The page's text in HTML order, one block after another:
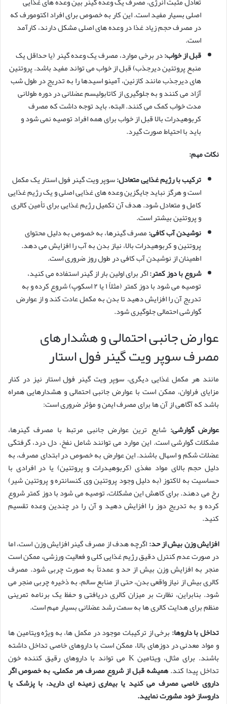
اصلی بسیار مفید است. این کار به خصوص برای افراد اکتومورف که
در مصرف حجم زیاد غذا در وعده های اصلی مشکل دارند، کارآمد
است.
قبل از خواب:در برخی موارد، مصرف یک وعده گینر (یا حداقل یک
منبع پروتئین دیرجذب) قبل از خواب می تواند مفید باشد. پروتئین
های دیرجذب مانند کازئین، آمینو اسیدها را به تدریج در طول شب
آزاد می کنند و به جلوگیری از کاتابولیسم عضلانی در دوره طولانی
مدت خواب کمک می کنند. البته، باید توجه داشت که مصرف
کربوهیدرات بالا قبل از خواب برای همه افراد توصیه نمی شود و
باید با احتیاط صورت گیرد.
نکات مهم:
ترکیب با رژیم غذایی متعادل:سوپر ویت گینر فول استار یک مکمل
است و هرگز نباید جایگزین وعده های غذایی اصلی و یک رژیم غذایی
کامل و متعادل شود. هدف آن تکمیل رژیم غذایی برای تأمین کالری
و پروتئین بیشتر است.
نوشیدن آب کافی:مصرف گینرها، به خصوص به دلیل محتوای
پروتئین و کربوهیدرات بالا، نیاز بدن به آب را افزایش می دهد.
اطمینان از نوشیدن آب کافی در طول روز ضروری است.
شروع با دوز کمتر:اگر برای اولین بار از گینر استفاده می کنید،
توصیه می شود با دوز کمتر (مثلاً ۱ یا ۲ اسکوپ) شروع کرده و به
تدریج آن را افزایش دهید تا بدن به مکمل عادت کند و از عوارض
گوارشی احتمالی جلوگیری شود.
عوارض جانبی احتمالی و هشدارهای
مصرف سوپر ویت گینر فول استار
مانند هر مکمل غذایی دیگری، سوپر ویت گینر فول استار نیز در کنار
مزایای فراوان، ممکن است با عوارض جانبی احتمالی و هشدارهایی همراه
باشد که آگاهی از آن ها برای مصرف ایمن و مؤثر ضروری است:
عوارض گوارشی: شایع ترین عوارض جانبی مرتبط با مصرف گینرها،
مشکلات گوارشی است. این موارد می توانند شامل نفخ، دل درد، گرفتگی
عضلات شکم و اسهال باشند. این عوارض به خصوص در ابتدای مصرف، به
دلیل حجم بالای مواد مغذی (کربوهیدرات و پروتئین) یا در افرادی با
حساسیت به لاکتوز (به دلیل وجود پروتئین وی کنسانتره و پروتئین شیر)
رخ می دهند. برای کاهش این مشکلات، توصیه می شود با دوز کمتر شروع
کرده و به تدریج دوز را افزایش دهید و آن را در چندین وعده تقسیم
کنید.
افزایش وزن بیش از حد:اگرچه هدف از مصرف گینر افزایش وزن است، اما
در صورت عدم کنترل دقیق رژیم غذایی کلی و فعالیت ورزشی، ممکن است
منجر به افزایش وزن بیش از حد و عمدتاً به صورت چربی شود. مصرف
کالری بیش از نیاز واقعی بدن، حتی از منابع سالم، به ذخیره چربی منجر می
شود. بنابراین، نظارت بر میزان کالری دریافتی و حفظ یک برنامه تمرینی
منظم برای هدایت کالری ها به سمت رشد عضلانی بسیار مهم است.
تداخل با داروها: برخی از ترکیبات موجود در مکمل ها، به ویژه ویتامین ها
و مواد معدنی در دوزهای بالا، ممکن است با داروهای خاصی تداخل داشته
باشند. برای مثال، ویتامین K می تواند با داروهای رقیق کننده خون
تداخل پیدا کند.همیشه قبل از شروع مصرف هر مکملی، به خصوص اگر
داروی خاصی مصرف می کنید یا بیماری زمینه ای دارید، با پزشک یا
داروساز خود مشورت نمایید.